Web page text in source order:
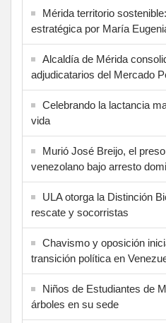
Mérida territorio
estratégica por María
Alcaldía de Mérida
adjudicatarios del Mercado
Celebrando la lactancia
vida
Murió José Breijo, el
venezolano bajo arresto
ULA otorga la Distinción
rescate y socorristas
Chavismo y oposición
transición política en
Niños de Estudiantes de
árboles en su sede